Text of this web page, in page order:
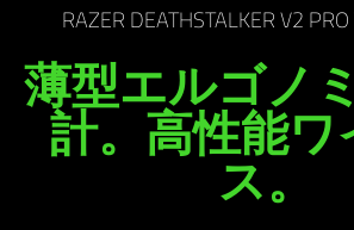
DeathStalker
V2
Pro
Tenkeyless
RAZER DEATHSTALKER V2 PRO
薄型エルゴノ
計。高性能
ス。